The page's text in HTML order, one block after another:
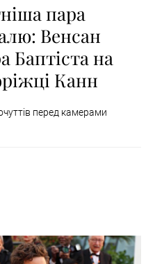
пара
Венсан
Баптіста на
Канн
перед камерами